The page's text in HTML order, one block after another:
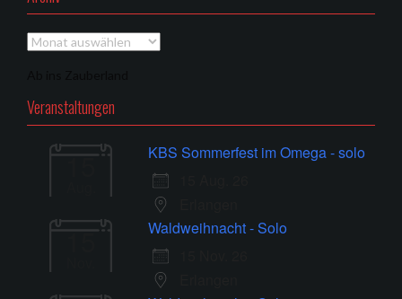
Archiv
Veranstaltungen
15
KBS Sommerfest im Omega - solo
15
Waldweihnacht - Solo